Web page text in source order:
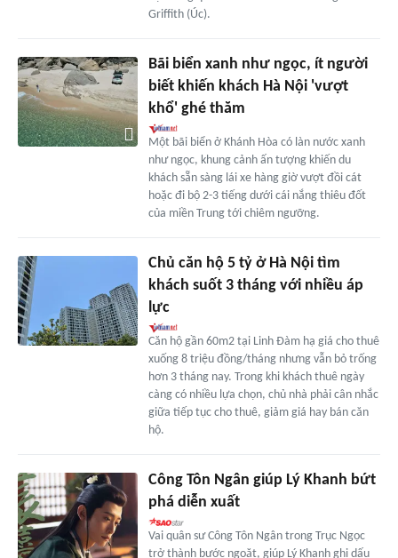
Griffith (Úc).
Bãi biển xanh như ngọc, ít người
biết khiến khách Hà Nội 'vượt
khổ' ghé thăm
Một bãi biển ở Khánh Hòa có làn nước xanh
như ngọc, khung cảnh ấn tượng khiến du
khách sẵn sàng lái xe hàng giờ vượt đồi cát
hoặc đi bộ 2-3 tiếng dưới cái nắng thiêu đốt
của miền Trung tới chiêm ngưỡng.
Chủ căn hộ 5 tỷ ở Hà Nội tìm
khách suốt 3 tháng với nhiều áp
lực
Căn hộ gần 60m2 tại Linh Đàm hạ giá cho thuê
xuống 8 triệu đồng/tháng nhưng vẫn bỏ trống
hơn 3 tháng nay. Trong khi khách thuê ngày
càng có nhiều lựa chọn, chủ nhà phải cân nhắc
giữa tiếp tục cho thuê, giảm giá hay bán căn
hộ.
Công Tôn Ngân giúp Lý Khanh bứt
phá diễn xuất
Vai quân sư Công Tôn Ngân trong Trục Ngọc
trở thành bước ngoặt, giúp Lý Khanh ghi dấu